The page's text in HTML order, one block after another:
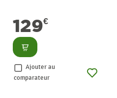
129€
Consulter
Ajouter au
comparateur